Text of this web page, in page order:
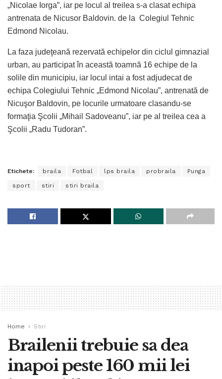
„Nicolae Iorga”, iar pe locul al treilea s-a clasat echipa
antrenata de Nicusor Baldovin. de la Colegiul Tehnic
Edmond Nicolau.
La faza judeţeană rezervată echipelor din ciclul gimnazial
urban, au participat în această toamnă 16 echipe de la
solile din municipiu, iar locul intai a fost adjudecat de
echipa Colegiului Tehnic „Edmond Nicolau”, antrenată de
Nicuşor Baldovin, pe locurile urmatoare clasandu-se
formaţia Şcolii „Mihail Sadoveanu”, iar pe al treilea cea a
Şcolii „Radu Tudoran”.
Etichete: braila Fotbal lps braila probraila Punga
sport stiri stiri braila
Home Stiri
Brailenii trebuie sa dea
inapoi peste 160 mii lei